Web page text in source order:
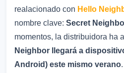
realacionado con Hello
nombre clave: Secret
momentos, la distribuidora ha
Neighbor llegará a
Android) este mismo verano